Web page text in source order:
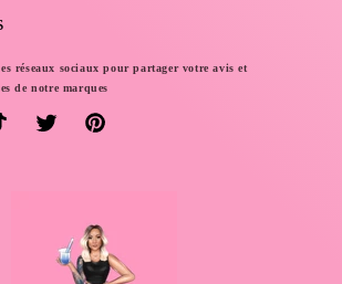
réseaux sociaux pour partager votre avis et
de notre marques
Twitter Pinterest